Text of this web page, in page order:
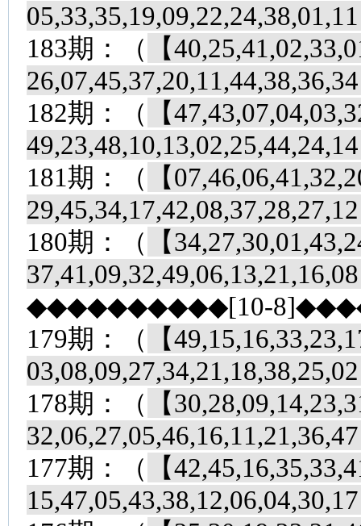
183期：（
【
182期：（
【
181期：（
【
180期：（
【
◆◆◆◆◆◆◆◆◆◆[10-
179期：（
【
178期：（
【
177期：（
【